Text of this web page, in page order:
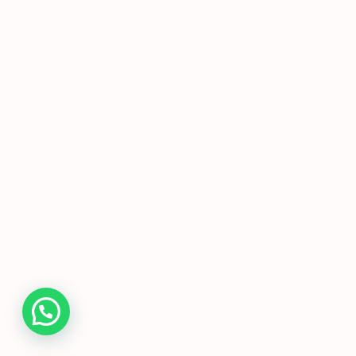
Políticas de Privacidad
CONEXIÓN CIFRADA SSL